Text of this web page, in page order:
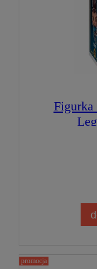
Figurka
promocja